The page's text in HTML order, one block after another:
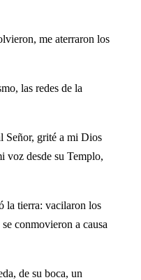
me aterraron los
las redes de la
Señor, grité a mi Dios
voz desde su Templo,
la tierra: vacilaron los
conmovieron a causa
de su boca, un